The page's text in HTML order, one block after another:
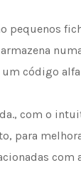
pequenos
um código
com o
para
com